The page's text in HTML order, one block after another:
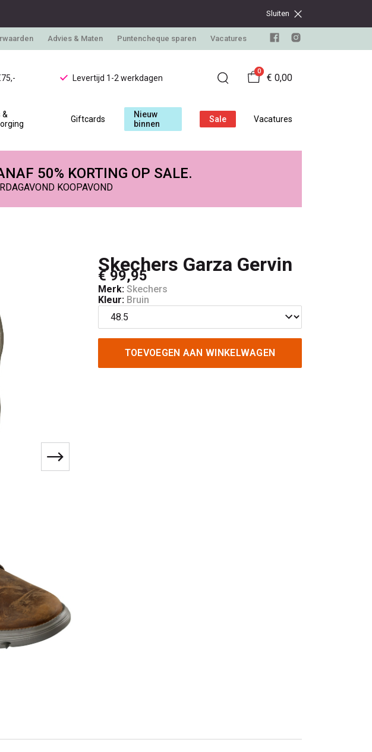
Sluiten
Advies & Maten Puntencheque sparen Vacatures
Levertijd 1-2 werkdagen
0
€ 0,00
&
Giftcards
Nieuw
binnen
Sale Vacatures
50% KORTING OP SALE.
KOOPAVOND
Skechers Garza Gervin
€ 99,95
Merk: Skechers
Kleur: Bruin
TOEVOEGEN AAN WINKELWAGEN